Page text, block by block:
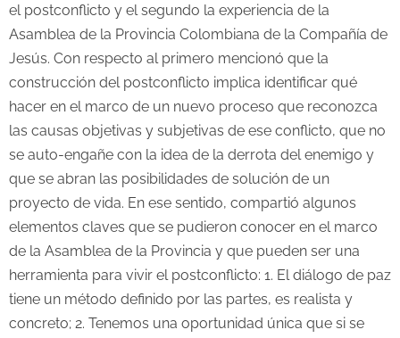
el postconflicto y el segundo la experiencia de la
Asamblea de la Provincia Colombiana de la Compañía de
Jesús. Con respecto al primero mencionó que la
construcción del postconflicto implica identificar qué
hacer en el marco de un nuevo proceso que reconozca
las causas objetivas y subjetivas de ese conflicto, que no
se auto-engañe con la idea de la derrota del enemigo y
que se abran las posibilidades de solución de un
proyecto de vida. En ese sentido, compartió algunos
elementos claves que se pudieron conocer en el marco
de la Asamblea de la Provincia y que pueden ser una
herramienta para vivir el postconflicto: 1. El diálogo de paz
tiene un método definido por las partes, es realista y
concreto; 2. Tenemos una oportunidad única que si se